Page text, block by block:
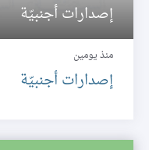
إصدارات أجنبيّة
منذ يومين
إصدارات أجنبيّة